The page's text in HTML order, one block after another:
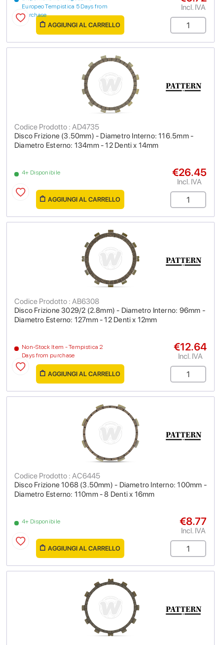
Europeo Tempistica 5 Days from
purchase
Incl. IVA
AGGIUNGI AL CARRELLO
Disco Frizione (3.50mm) - Diametro Interno: 116.5mm -
Diametro Esterno: 134mm - 12 Denti x 14mm
Codice Prodotto : AD4735
4+ Disponibile €26.45
Incl. IVA
AGGIUNGI AL CARRELLO
Disco Frizione 3029/2 (2.8mm) - Diametro Interno: 96mm -
Diametro Esterno: 127mm - 12 Denti x 12mm
Codice Prodotto : AB6308
Non-Stock Item - Tempistica 2
Days from purchase
€12.64
Incl. IVA
AGGIUNGI AL CARRELLO
Disco Frizione 1068 (3.50mm) - Diametro Interno: 100mm -
Diametro Esterno: 110mm - 8 Denti x 16mm
Codice Prodotto : AC6445
4+ Disponibile €8.77
Incl. IVA
AGGIUNGI AL CARRELLO